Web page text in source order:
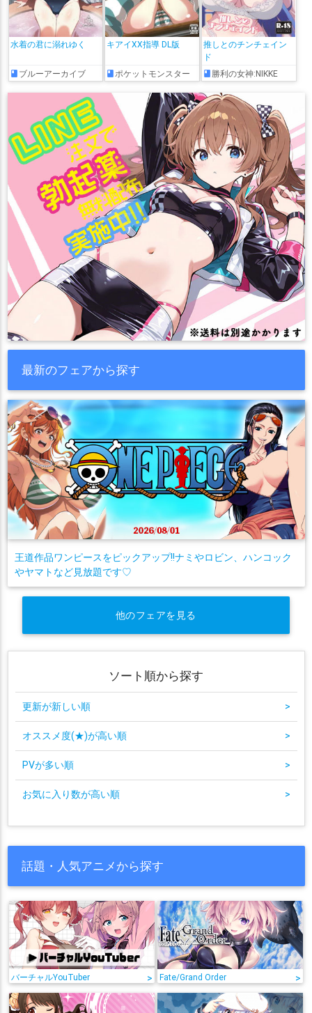
水着の君に溺れゆく
ブルーアーカイブ
キアイXX指導 DL版
ポケットモンスター
推しとのチンチェイン
ド
勝利の女神:NIKKE
最新のフェアから探す
王道作品ワンピースをピックアップ!!ナミやロビン、ハンコック
やヤマトなど見放題です♡
他のフェアを見る
ソート順から探す
更新が新しい順 >
オススメ度(★)が高い順 >
PVが多い順 >
お気に入り数が高い順 >
話題・人気アニメから探す
バーチャルYouTuber > Fate/Grand Order >